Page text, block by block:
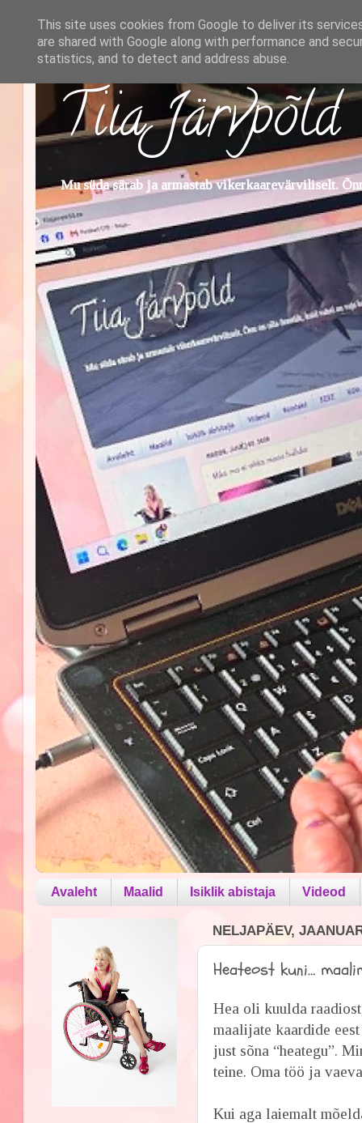
Tiia Järvpõld
Mu süda särab ja armastab vikerkaarevärviliselt.
Avaleht Maalid Isiklik abistaja Videod
NELJAPÄEV,
Heateost kuni…
Hea oli kuulda
maalijate kaardide
just sõna “heategu”.
teine. Oma töö ja
Kui aga laiemalt
This site uses cookies from Google to deliver its
are shared with Google along with performance and
statistics, and to detect and address abuse.